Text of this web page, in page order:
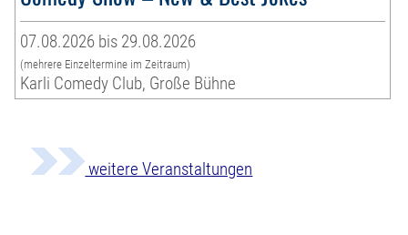
07.08.2026 bis 29.08.2026
(mehrere Einzeltermine im Zeitraum)
Karli Comedy Club, Große Bühne
weitere Veranstaltungen